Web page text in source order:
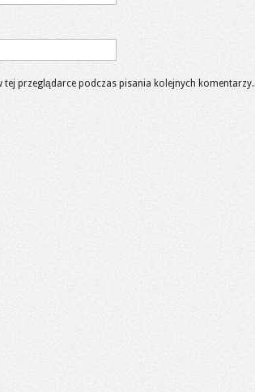
tej przeglądarce podczas pisania kolejnych komentarzy.